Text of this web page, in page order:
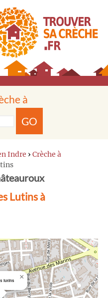
à
GO
Indre › Crèche à
Lutins à
lutins ×